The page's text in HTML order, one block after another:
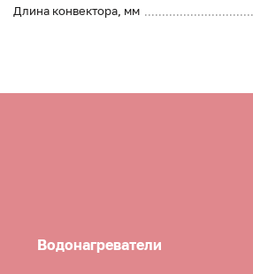
Длина конвектора, мм
Водонагреватели